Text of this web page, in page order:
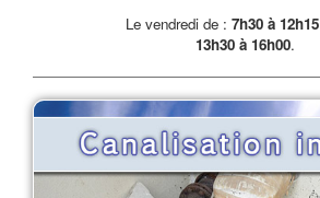
Le vendredi de : 7h30 à 12h15
13h30 à 16h00.